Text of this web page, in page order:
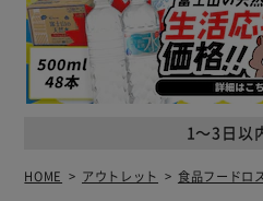
1～3日以
HOME アウトレット 食品フードロス